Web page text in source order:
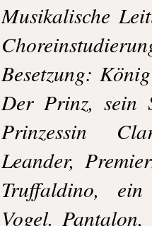
Musikalische
Besetzung:
Der Prinz, sein
Prinzessin
Leander,
Truffaldino,
Vogel.